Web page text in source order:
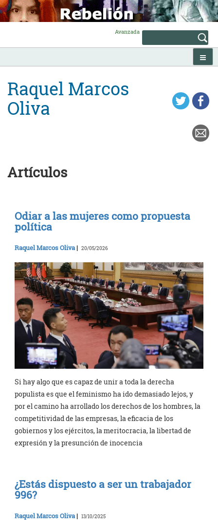
Skip
to
content
Avanzada
Raquel Marcos
Oliva
Artículos
Odiar a las mujeres como propuesta
política
Raquel Marcos Oliva | 20/05/2026
Si hay algo que es capaz de unir a toda la derecha
populista es que el feminismo ha ido demasiado lejos, y
por el camino ha arrollado los derechos de los hombres, la
competitividad de las empresas, la eficacia de los
gobiernos y los ejércitos, la meritocracia, la libertad de
expresión y la presunción de inocencia
¿Estás dispuesto a ser un trabajador
996?
Raquel Marcos Oliva | 13/10/2025